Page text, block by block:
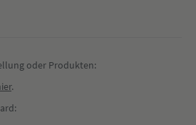
oder Produkten:
.